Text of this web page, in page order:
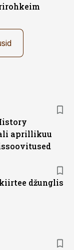
aprillikuu
džunglis